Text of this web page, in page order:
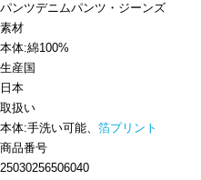
パンツデニムパンツ・ジーンズ
素材
本体:綿100%
生産国
日本
取扱い
本体:手洗い可能、 箔プリント
商品番号
25030256506040